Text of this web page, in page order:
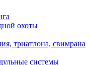
охоты
триатлона, свимрана
системы